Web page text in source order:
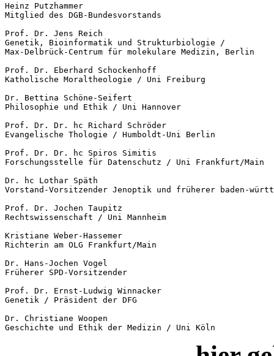
Heinz Putzhammer
Mitglied des DGB-Bundesvorstands
Prof. Dr. Jens Reich
Genetik, Bioinformatik und Strukturbiologie /
Max-Delbrück-Centrum für molekulare Medizin, Berlin
Prof. Dr. Eberhard Schockenhoff
Katholische Moraltheologie / Uni Freiburg
Dr. Bettina Schöne-Seifert
Philosophie und Ethik / Uni Hannover
Prof. Dr. Dr. hc Richard Schröder
Evangelische Thologie / Humboldt-Uni Berlin
Prof. Dr. Dr. hc Spiros Simitis
Forschungsstelle für Datenschutz / Uni Frankfurt/Main
Dr. hc Lothar Späth
Vorstand-Vorsitzender Jenoptik und früherer baden-
Prof. Dr. Jochen Taupitz
Rechtswissenschaft / Uni Mannheim
Kristiane Weber-Hassemer
Richterin am OLG Frankfurt/Main
Dr. Hans-Jochen Vogel
Früherer SPD-Vorsitzender
Prof. Dr. Ernst-Ludwig Winnacker
Genetik / Präsident der DFG
Dr. Christiane Woopen